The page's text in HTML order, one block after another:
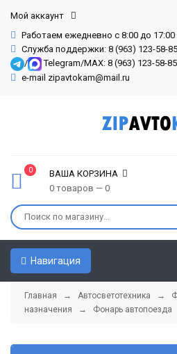
Мой аккаунт
Работаем ежедневно с 8:00 до 17:00
Служба поддержки: 8 (963) 123-58-85
/
Telegram/MAX: 8 (963) 123-58-85
e-mail zipavtokam@mail.ru
0
ВАША КОРЗИНА
0 товаров — 0
Навигация
Главная → Автосветотехника →
назначения
→ Фонарь автопоезда